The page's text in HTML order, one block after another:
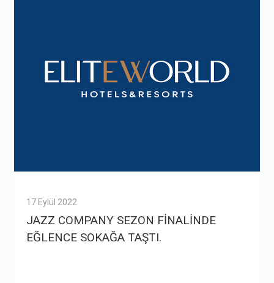
17 Eylül 2022
JAZZ COMPANY SEZON FİNALİNDE
EĞLENCE SOKAĞA TAŞTI.